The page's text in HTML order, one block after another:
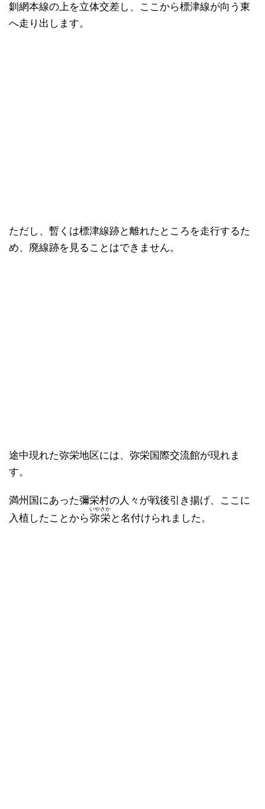
釧網本線の上を立体交差し、ここから標津線が向う東
へ走り出します。
ただし、暫くは標津線跡と離れたところを走行するた
め、廃線跡を見ることはできません。
途中現れた弥栄地区には、弥栄国際交流館が現れま
す。
満州国にあった彌栄村の人々が戦後引き揚げ、ここに
入植したことから弥栄
いやさか
と名付けられました。